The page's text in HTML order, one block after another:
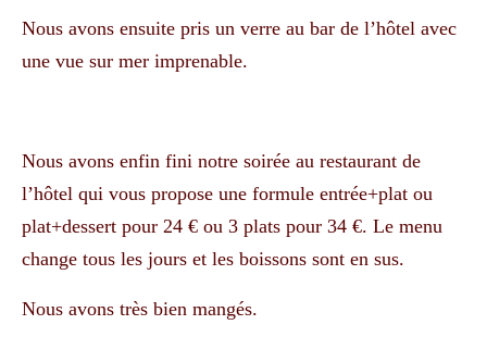
Nous avons ensuite pris un verre au bar de l’hôtel avec
une vue sur mer imprenable.
Nous avons enfin fini notre soirée au restaurant de
l’hôtel qui vous propose une formule entrée+plat ou
plat+dessert pour 24 € ou 3 plats pour 34 €. Le menu
change tous les jours et les boissons sont en sus.
Nous avons très bien mangés.